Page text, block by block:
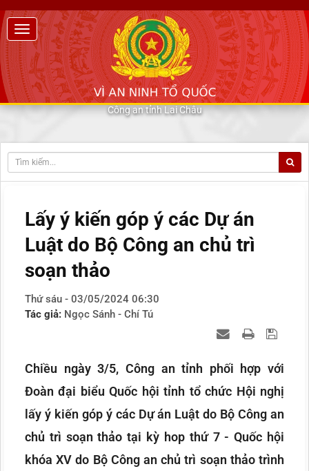
Công an tỉnh Lai Châu
Lấy ý kiến góp ý các Dự án
Luật do Bộ Công an chủ trì
soạn thảo
Thứ sáu - 03/05/2024 06:30
Tác giả: Ngọc Sánh - Chí Tú
Chiều ngày 3/5, Công an tỉnh phối hợp với
Đoàn đại biểu Quốc hội tỉnh tổ chức Hội nghị
lấy ý kiến góp ý các Dự án Luật do Bộ Công an
chủ trì soạn thảo tại kỳ hop thứ 7 - Quốc hội
khóa XV do Bộ Công an chủ trì soạn thảo trình